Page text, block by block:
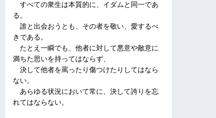
すべての衆生は本質的に、イダムと同一であ
る。
誰と出会おうとも、その者を敬い、愛するべ
きである。
たとえ一瞬でも、他者に対して悪意や敵意に
満ちた思いを持ってはならず、
決して他者を罵ったり傷つけたりしてはなら
ない。
あらゆる状況において常に、決して誇りを忘
れてはならない。